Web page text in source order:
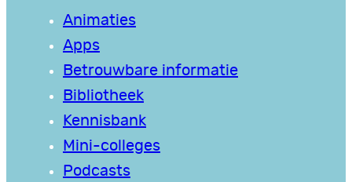
Animaties
Apps
Betrouwbare informatie
Bibliotheek
Kennisbank
Mini-colleges
Podcasts